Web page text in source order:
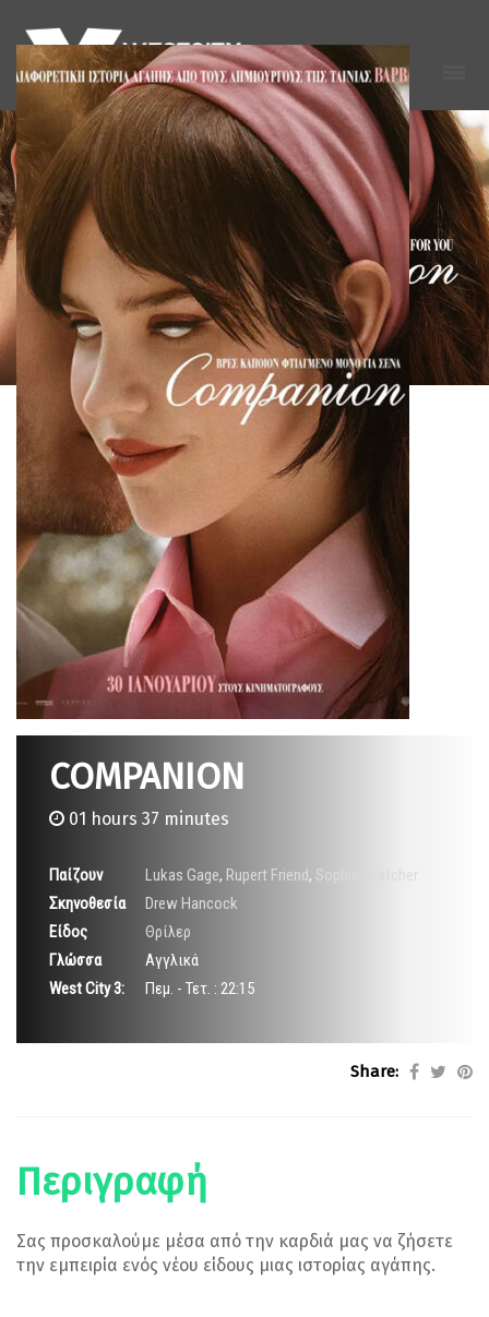
COMPANION
01 hours 37 minutes
Παίζουν Lukas Gage, Rupert Friend, Sophie Thatcher
Σκηνοθεσία
Drew Hancock
Είδος
Θρίλερ
Γλώσσα
Αγγλικά
West City 3:
Πεμ. - Τετ. : 22:15
Share:
Περιγραφή
Σας προσκαλούμε μέσα από την καρδιά μας να ζήσετε
την εμπειρία ενός νέου είδους μιας ιστορίας αγάπης.